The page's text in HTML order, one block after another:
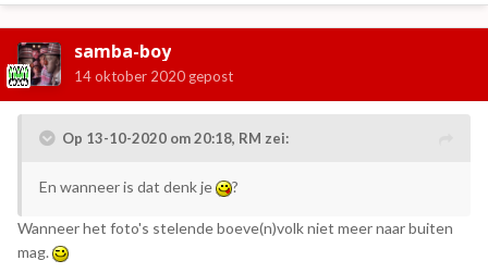
samba-boy
14 oktober 2020 gepost
Op 13-10-2020 om 20:18, RM zei:
En wanneer is dat denk je ?
Wanneer het foto's stelende boeve(n)volk niet meer naar buiten
mag.